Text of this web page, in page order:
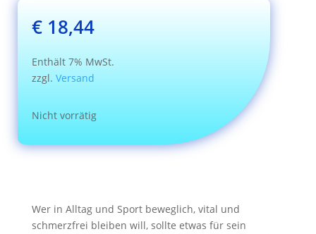
€18,44
Enthält 7% MwSt.
zzgl. Versand
Nicht vorrätig
Wer in Alltag und Sport beweglich, vital und
schmerzfrei bleiben will, sollte etwas für sein